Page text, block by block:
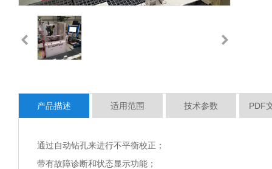
产品描述 适用范围 技术参数 PDF
通过自动钻孔来进行不平衡校正；
带有故障诊断和状态显示功能；